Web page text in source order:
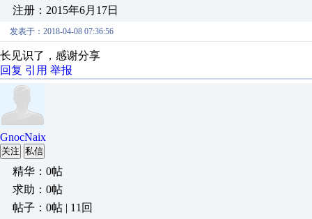
注册：2015年6月17日
发表于：2018-04-08 07:36:56
长见识了，感谢分享
回复 引用 举报
GnocNaix
关注 私信
精华：0帖
求助：0帖
帖子：0帖 | 11回